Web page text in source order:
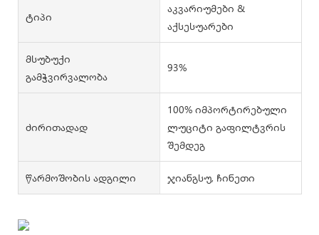
Ტიპი
აკვარიუმები &
აქსესუარები
Მსუბუქი
Გამჭვირვალობა
93%
Ძირითადად
100% იმპორტირებული
ლუციტი გაფილტვრის
შემდეგ
Წარმოშობის Ადგილი ჯიანგსუ, ჩინეთი